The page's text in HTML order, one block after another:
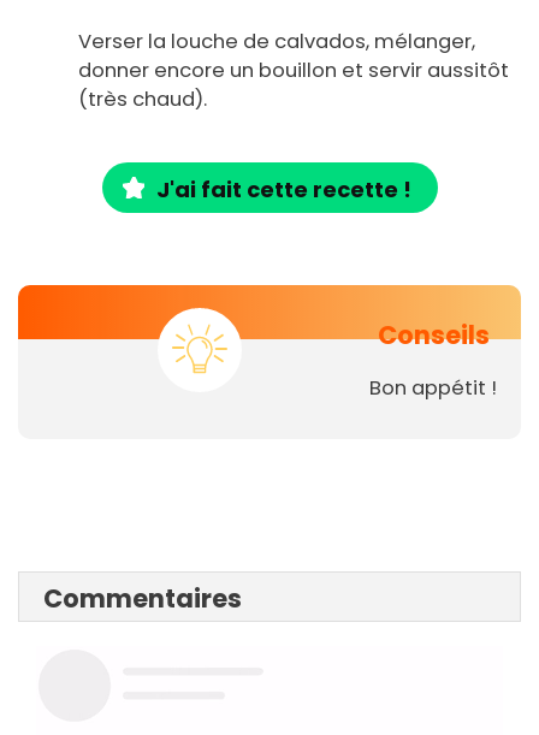
Verser la louche de calvados, mélanger,
donner encore un bouillon et servir aussitôt
(très chaud).
J'ai fait cette recette !
Conseils
Bon appétit !
Commentaires